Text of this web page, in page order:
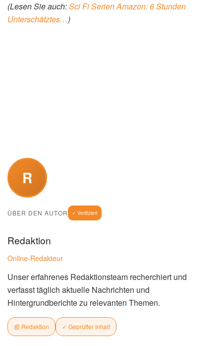
(Lesen Sie auch:Sci Fi Serien Amazon: 6 Stunden
Unterschätztes…)
R
ÜBER DEN AUTOR ✓ Verifiziert
Redaktion
Online-Redakteur
Unser erfahrenes Redaktionsteam recherchiert und
verfasst täglich aktuelle Nachrichten und
Hintergrundberichte zu relevanten Themen.
📰 Redaktion ✓ Geprüfter Inhalt